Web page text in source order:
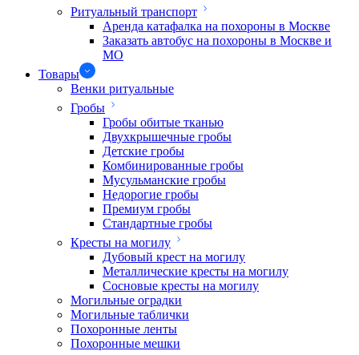
Ритуальный транспорт
Аренда катафалка на похороны в Москве
Заказать автобус на похороны в Москве и
МО
Товары
Венки ритуальные
Гробы
Гробы обитые тканью
Двухкрышечные гробы
Детские гробы
Комбинированные гробы
Мусульманские гробы
Недорогие гробы
Премиум гробы
Стандартные гробы
Кресты на могилу
Дубовый крест на могилу
Металлические кресты на могилу
Сосновые кресты на могилу
Могильные оградки
Могильные таблички
Похоронные ленты
Похоронные мешки